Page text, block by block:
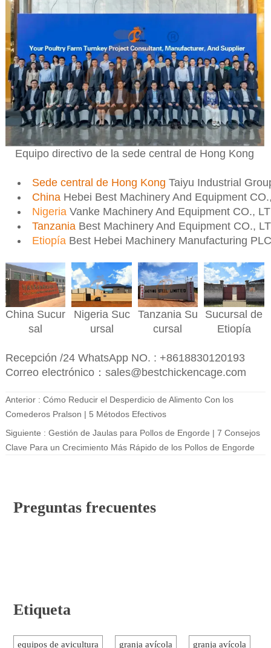
Equipo directivo de la sede central de Hong Kong
Sede central de Hong Kong Taiyu Industrial
ChinaHebei Best Machinery And Equipment
Nigeria Vanke Machinery And Equipment CO.,
Tanzania Best Machinery And Equipment CO.,
Etiopía Best Hebei Machinery Manufacturing PLC
China Sucur
sal
Nigeria Suc
ursal
Tanzania Su
cursal
Sucursal de
Etiopía
Recepción /24 WhatsApp NO. : +8618830120193
Correo electrónico：sales@bestchickencage.com
Anterior : Cómo Reducir el Desperdicio de Alimento Con los
Comederos Pralson | 5 Métodos Efectivos
Siguiente : Gestión de Jaulas para Pollos de Engorde | 7 Consejos
Clave Para un Crecimiento Más Rápido de los Pollos de Engorde
Preguntas frecuentes
Etiqueta
equipos de avicultura granja avícola granja avícola